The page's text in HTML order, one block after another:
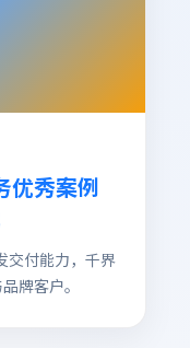
优秀案例
交付能力，千界
牌客户。